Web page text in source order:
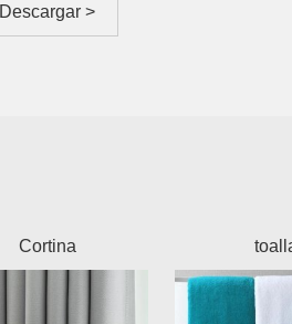
Descargar >
Cortina